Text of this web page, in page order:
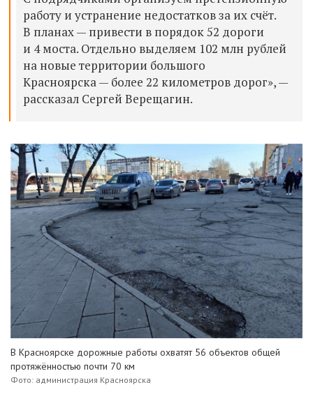
работу и устранение недостатков за их счёт.
В планах — привести в порядок 52 дороги
и 4 моста. Отдельно выделяем 102 млн рублей
на новые территории большого
Красноярска — более 22 километров дорог», —
рассказал Сергей Верещагин.
В Красноярске дорожные работы охватят 56 объектов общей
протяжённостью почти 70 км
Фото: администрация Красноярска